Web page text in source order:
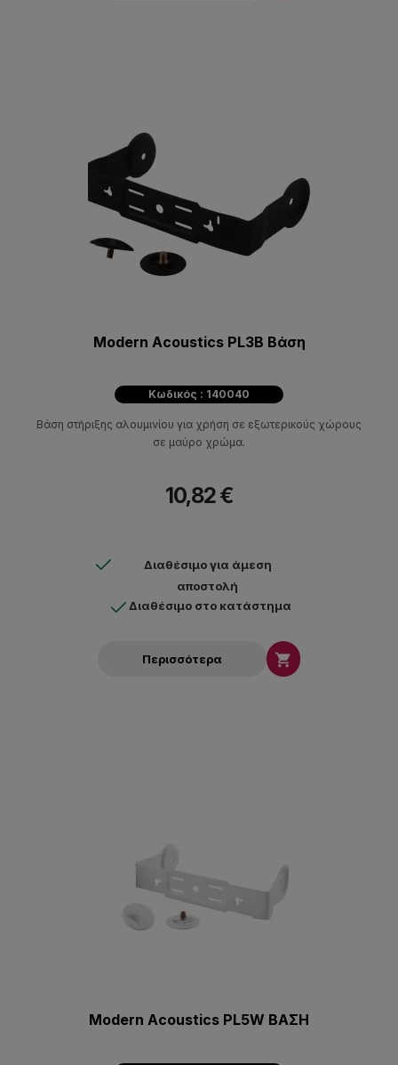
Modern Acoustics PL3B Βάση
Κωδικός : 140040
Βάση στήριξης αλουμινίου για χρήση σε εξωτερικούς χώρους
σε μαύρο χρώμα.
10,82 €
Διαθέσιμο για άμεση
αποστολή
Διαθέσιμο στο κατάστημα
Περισσότερα 
Modern Acoustics PL5W ΒΑΣΗ